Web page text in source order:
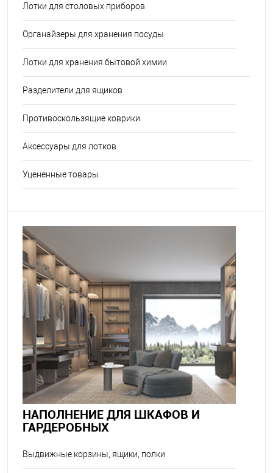
Лотки для столовых приборов
Органайзеры для хранения посуды
Лотки для хранения бытовой химии
Разделители для ящиков
Противоскользящие коврики
Аксессуары для лотков
Уцененные товары
НАПОЛНЕНИЕ ДЛЯ ШКАФОВ И
ГАРДЕРОБНЫХ
Выдвижные корзины, ящики, полки